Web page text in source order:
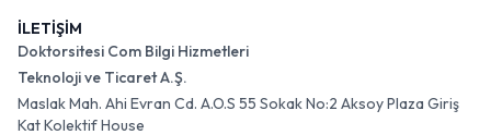
İLETİŞİM
Doktorsitesi Com Bilgi Hizmetleri
Teknoloji ve Ticaret A.Ş.
Maslak Mah. Ahi Evran Cd. A.O.S 55 Sokak No:2 Aksoy Plaza Giriş
Kat Kolektif House